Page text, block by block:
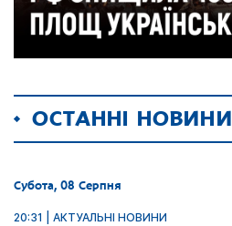
ОСТАННІ НОВИНИ
Субота, 08 Серпня
20:31 | АКТУАЛЬНІ НОВИНИ